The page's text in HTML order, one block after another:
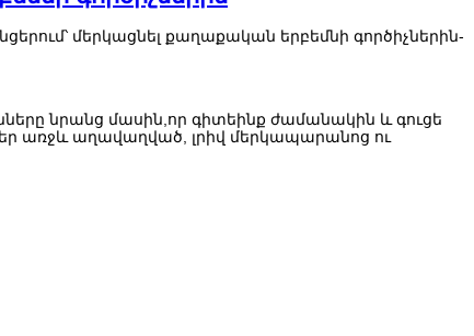
մերկացնել քաղաքական երբեմնի գործիչներին-
նրանց մասին,որ գիտեինք ժամանակին և գուցե
առջև աղավաղված, լրիվ մերկապարանոց ու